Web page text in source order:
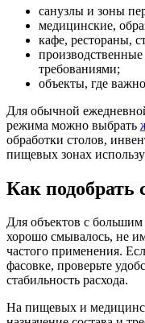
санузлы и зоны
медицинские,
кафе, рестораны,
требованиями;
объекты, где
Для обычной
режима можно выбрать
обработки столов,
пищевых зонах
Как подобрать
Для объектов с
хорошо смывалось, не
частого применения.
фасовке, проверьте
стабильность расхода.
На пищевых и